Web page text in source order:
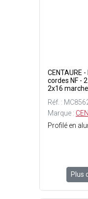
CENTAURE
cordes NF -
2x16
Réf. :
Marque :
Plus